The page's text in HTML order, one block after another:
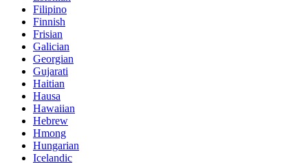
Filipino
Finnish
Frisian
Galician
Georgian
Gujarati
Haitian
Hausa
Hawaiian
Hebrew
Hmong
Hungarian
Icelandic